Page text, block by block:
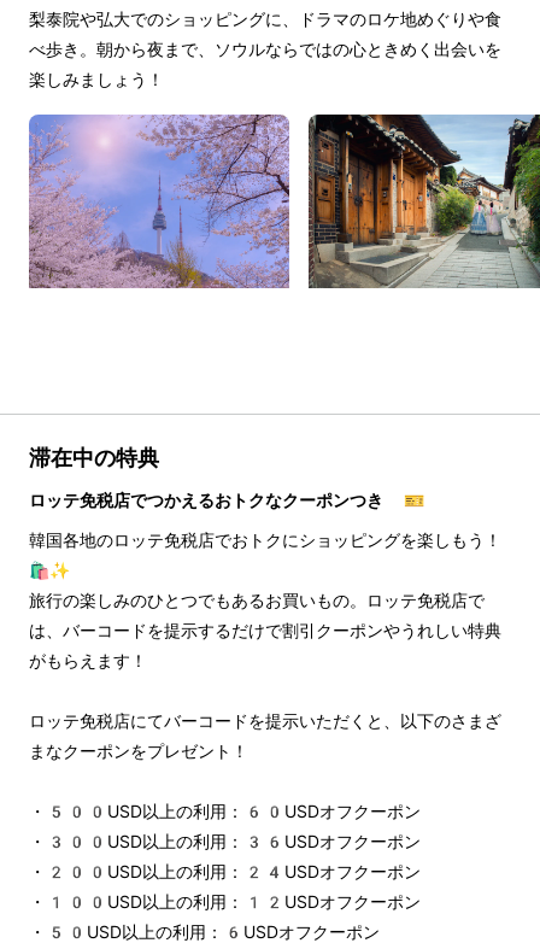
梨泰院や弘大でのショッピングに、ドラマのロケ地めぐりや食
べ歩き。朝から夜まで、ソウルならではの心ときめく出会いを
楽しみましょう！
滞在中の特典
ロッテ免税店でつかえるおトクなクーポンつき 🎫
韓国各地のロッテ免税店でおトクにショッピングを楽しもう！
🛍️✨
旅行の楽しみのひとつでもあるお買いもの。ロッテ免税店で
は、バーコードを提示するだけで割引クーポンやうれしい特典
がもらえます！
ロッテ免税店にてバーコードを提示いただくと、以下のさまざ
まなクーポンをプレゼント！
・500USD以上の利用：60USDオフクーポン
・300USD以上の利用：36USDオフクーポン
・200USD以上の利用：24USDオフクーポン
・100USD以上の利用：12USDオフクーポン
・50USD以上の利用：6USDオフクーポン